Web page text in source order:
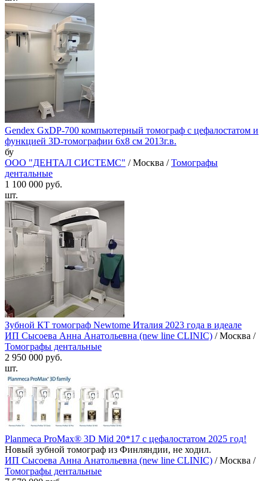
Gendex GxDP-700 компьютерный томограф с цефалостатом и
функцией 3D-томографии 6х8 см 2013г.в.
бу
ООО "ДЕНТАЛ СИСТЕМС" / Москва /Томографы
дентальные
1 100 000 руб.
шт.
Зубной КТ томограф Newtome Италия 2023 года в идеале
ИП Сысоева Анна Анатольевна (new line CLINIC) / Москва /
Томографы дентальные
2 950 000 руб.
шт.
Planmeca ProMax® 3D Mid 20*17 с цефалостатом 2025 год!
Новый зубной томограф из Финляндии, не ходил.
ИП Сысоева Анна Анатольевна (new line CLINIC) / Москва /
Томографы дентальные